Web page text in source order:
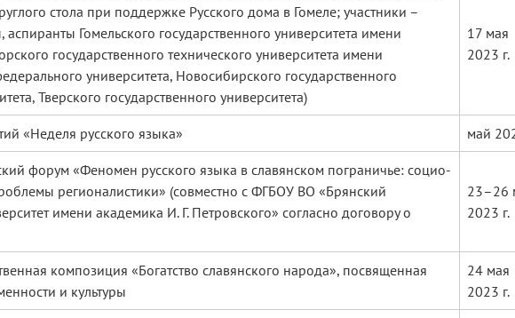
стола при поддержке Русского дома в Гомеле; участники –
аспиранты Гомельского государственного университета имени
государственного технического университета имени
университета, Новосибирского государственного
Тверского государственного университета)
17 мая
2023 г.
«Неделя русского языка» май
форум «Феномен русского языка в славянском пограничье: социо-
регионалистики» (совместно с ФГБОУ ВО «Брянский
имени академика И. Г. Петровского» согласно договору о
23–26
2023 г.
композиция «Богатство славянского народа», посвященная
и культуры
24 мая
2023 г.